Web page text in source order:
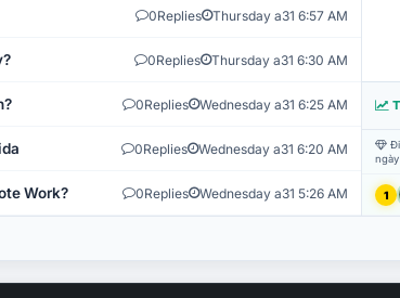
0Replies Thursday a31 6:57 AM
0Replies Thursday a31 6:30 AM
0Replies Wednesday a31 6:25 AM
0Replies Wednesday a31 6:20 AM
Work? 0Replies Wednesday a31 5:26 AM 1